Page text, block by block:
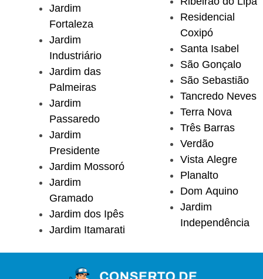
Jardim
Fortaleza
Jardim
Industriário
Jardim das
Palmeiras
Jardim
Passaredo
Jardim
Presidente
Jardim Mossoró
Jardim
Gramado
Jardim dos Ipês
Jardim Itamarati
Residencial
Coxipó
Santa Isabel
São Gonçalo
São Sebastião
Tancredo Neves
Terra Nova
Três Barras
Verdão
Vista Alegre
Planalto
Dom Aquino
Jardim
Independência